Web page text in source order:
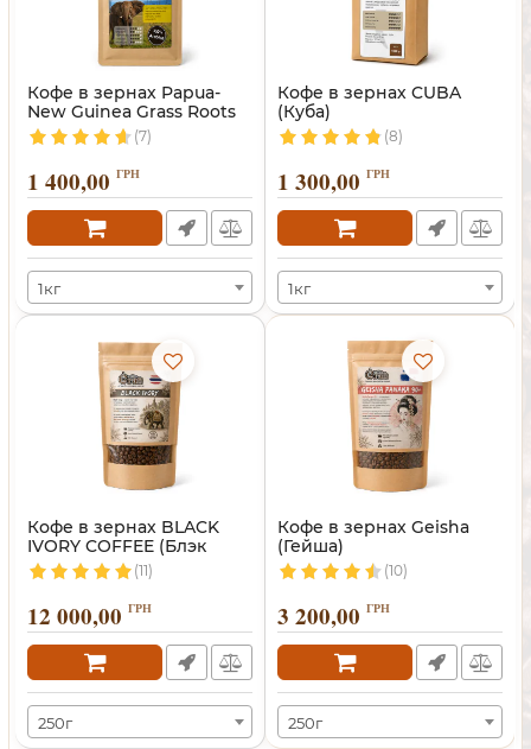
Кофе в зернах Papua-
New Guinea Grass Roots
(7)
1 400,00 ГРН
1кг
Кофе в зернах CUBA
(Куба)
(8)
1 300,00 ГРН
1кг
Кофе в зернах BLACK
IVORY COFFEE (Блэк
Айвори)
(11)
12 000,00 ГРН
250г
Кофе в зернах Geisha
(Гейша)
(10)
3 200,00 ГРН
250г